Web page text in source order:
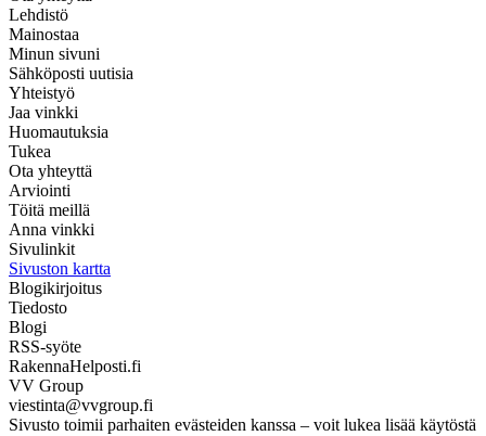
Lehdistö
Mainostaa
Minun sivuni
Sähköposti uutisia
Yhteistyö
Jaa vinkki
Huomautuksia
Tukea
Ota yhteyttä
Arviointi
Töitä meillä
Anna vinkki
Sivulinkit
Sivuston kartta
Blogikirjoitus
Tiedosto
Blogi
RSS-syöte
RakennaHelposti.fi
VV Group
viestinta@vvgroup.fi
Sivusto toimii parhaiten evästeiden kanssa – voit lukea lisää käytöstä